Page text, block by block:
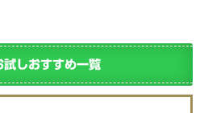
しおすすめ一覧